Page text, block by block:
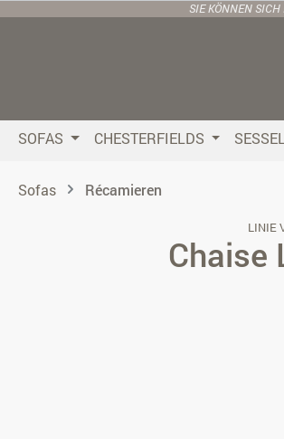
Hauptinhalt springen
Zur Suche springen
Zur Hauptnavigation springen
SIE KÖNNEN
SOFAS CHESTERFIELDS SESSEL
Sofas Récamieren
LINIE
Chaise